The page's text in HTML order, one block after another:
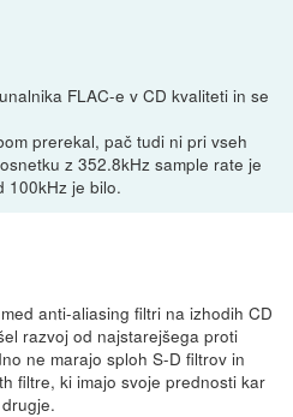
FLAC-e v CD kvaliteti in se
prerekal, pač tudi ni pri vseh
z 352.8kHz sample rate je
100kHz je bilo.
anti-aliasing filtri na izhodih CD
razvoj od najstarejšega proti
ne marajo sploh S-D filtrov in
filtre, ki imajo svoje prednosti kar